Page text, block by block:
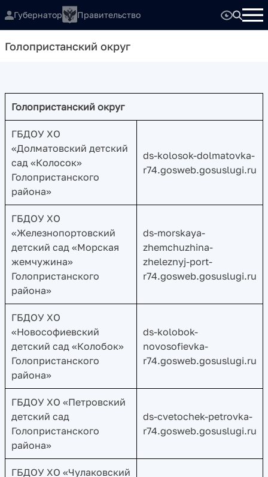
Губернатор Правительство
Голопристанский округ
Голопристанский округ
ГБДОУ ХО
«Долматовский детский
сад «Колосок»
Голопристанского
района»
ds-kolosok-dolmatovka-
r74.gosweb.gosuslugi.ru
ГБДОУ ХО
«Железнопортовский
детский сад «Морская
жемчужина»
Голопристанского
района»
ds-morskaya-
zhemchuzhina-
zheleznyj-port-
r74.gosweb.gosuslugi.ru
ГБДОУ ХО
«Новософиевский
детский сад «Колобок»
Голопристанского
района»
ds-kolobok-
novosofievka-
r74.gosweb.gosuslugi.ru
ГБДОУ ХО «Петровский
детский сад
Голопристанского
района»
ds-cvetochek-petrovka-
r74.gosweb.gosuslugi.ru
ГБДОУ ХО «Чулаковский